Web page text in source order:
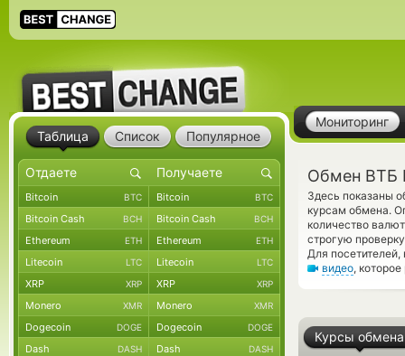
Мониторинг
Обмен ВТБ
Здесь показаны
курсам обмена.
количество
строгую
Для
видео,
Курсы обмена
Таблица Список Популярное
Bitcoin BTC Bitcoin BTC
Bitcoin Cash BCH Bitcoin Cash BCH
Ethereum ETH Ethereum ETH
Litecoin LTC Litecoin LTC
XRP XRP XRP XRP
Monero XMR Monero XMR
Dogecoin DOGE Dogecoin DOGE
Dash DASH Dash DASH